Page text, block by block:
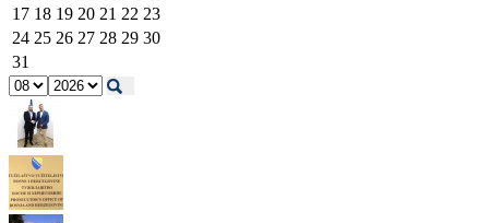
17 18 19 20 21 22 23
24 25 26 27 28 29 30
31